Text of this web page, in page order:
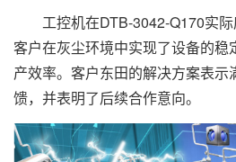
工控机在DTB-3042-Q170实际
客户在灰尘环境中实现了设备的稳
产效率。客户东田的解决方案表示
馈，并表明了后续合作意向。